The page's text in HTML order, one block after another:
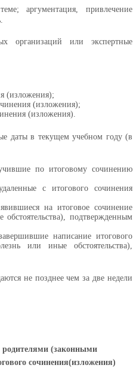
аргументация, привлечение
организаций или экспертные
(изложения);
(изложения);
(изложения).
даты в текущем учебном году (в
по итоговому сочинению
с итогового сочинения
на итоговое сочинение
подтвержденным
написание итогового
или иные обстоятельства),
не позднее чем за две недели
родителями (законными
сочинения(изложения)